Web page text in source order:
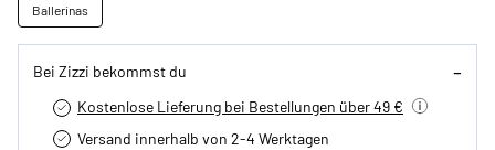
Ballerinas
Bei Zizzi bekommst du
Kostenlose Lieferung bei Bestellungen über 49 €
Versand innerhalb von 2-4 Werktagen